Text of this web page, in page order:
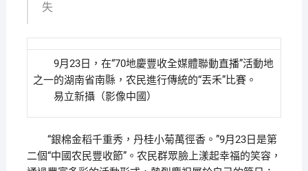
失
9月23日，在“70地慶豐收全媒體聯動直播”活動地
之一的湖南省南縣，农民進行傳統的“丟禾”比賽。
易立新攝（影像中國）
“銀棉金稻千重秀，丹桂小菊萬徑香。”9月23日是第
二個“中國农民豐收節”。农民群眾臉上漾起幸福的笑容，